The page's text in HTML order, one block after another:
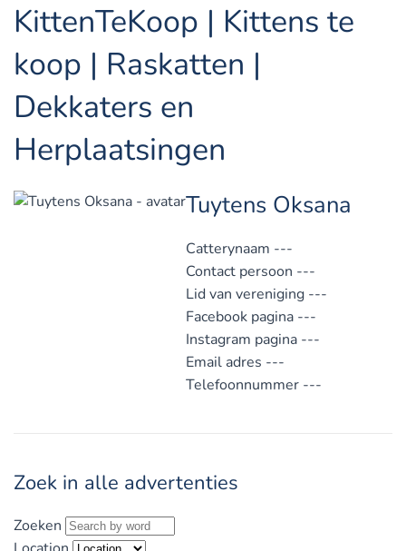
KittenTeKoop | Kittens te
koop | Raskatten |
Dekkaters en
Herplaatsingen
Tuytens Oksana
Catterynaam ---
Contact persoon ---
Lid van vereniging ---
Facebook pagina ---
Instagram pagina ---
Email adres ---
Telefoonnummer ---
Zoek in alle advertenties
Zoeken